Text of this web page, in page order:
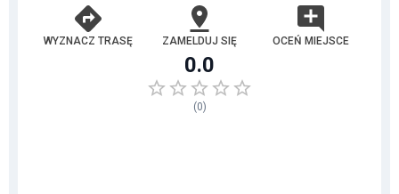
WYZNACZ TRASĘ ZAMELDUJ SIĘ OCEŃ MIEJSCE
0.0
(0)